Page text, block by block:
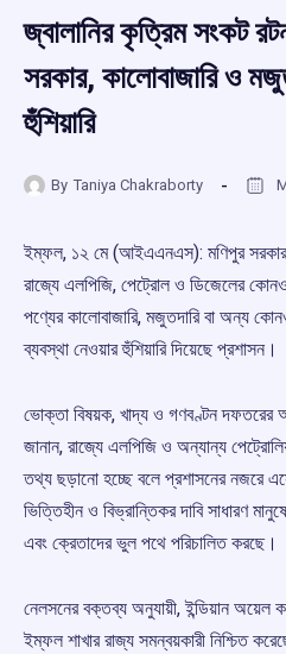
জ্বালানির কৃত্রিম সংকট
সরকার, কালোবাজারি ও
হুঁশিয়ারি
By Taniya Chakraborty
ইম্ফল, ১২ মে (আইএএনএস): মণিপুর সরকার
রাজ্যে এলপিজি, পেট্রোল ও ডিজেলের
পণ্যের কালোবাজারি, মজুতদারি বা অন্য
ব্যবস্থা নেওয়ার হুঁশিয়ারি দিয়েছে প্রশাসন।
ভোক্তা বিষয়ক, খাদ্য ও গণবণ্টন দফতরের
জানান, রাজ্যে এলপিজি ও অন্যান্য
তথ্য ছড়ানো হচ্ছে বলে প্রশাসনের নজরে
ভিত্তিহীন ও বিভ্রান্তিকর দাবি সাধারণ
এবং ক্রেতাদের ভুল পথে পরিচালিত করছে।
নেলসনের বক্তব্য অনুযায়ী, ইন্ডিয়ান অয়েল
ইম্ফল শাখার রাজ্য সমন্বয়কারী নিশ্চিত